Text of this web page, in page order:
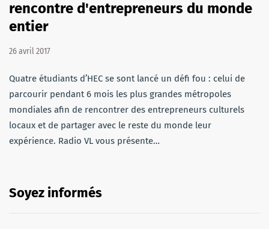
rencontre d'entrepreneurs du monde
entier
26 avril 2017
Quatre étudiants d’HEC se sont lancé un défi fou : celui de
parcourir pendant 6 mois les plus grandes métropoles
mondiales afin de rencontrer des entrepreneurs culturels
locaux et de partager avec le reste du monde leur
expérience. Radio VL vous présente…
Soyez informés